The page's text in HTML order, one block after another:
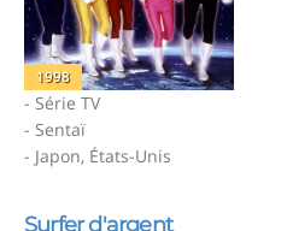
1998
- Série TV
- Sentaï
- Japon, États-Unis
Surfer d'argent